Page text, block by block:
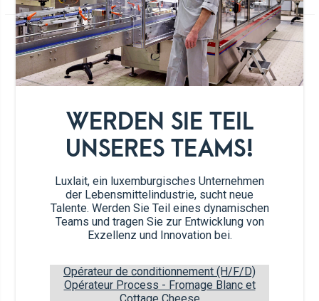
WERDEN SIE TEIL
UNSERES TEAMS!
Luxlait, ein luxemburgisches Unternehmen
der Lebensmittelindustrie, sucht neue
Talente. Werden Sie Teil eines dynamischen
Teams und tragen Sie zur Entwicklung von
Exzellenz und Innovation bei.
Opérateur de conditionnement (H/F/D)
Opérateur Process - Fromage Blanc et
Zutaten
800 ml
Frische
Schokomilch
120 g Zartbitterschokolade (70%)
Kokosblütenzucker
Agar-Agar Pulver